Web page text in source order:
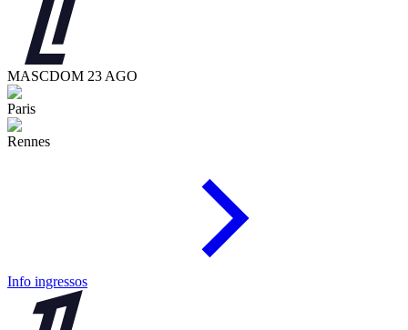
MASCDOM 23 AGO
Paris
Rennes
Info ingressos